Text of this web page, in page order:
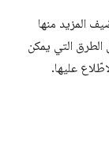
المزيد منها
الطرق التي يمكن
عليها.